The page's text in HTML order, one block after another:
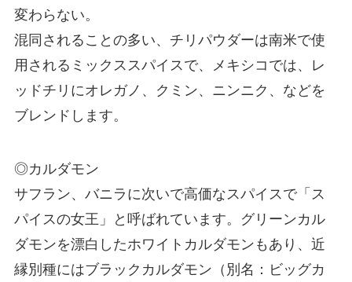
変わらない。
混同されることの多い、チリパウダーは南米で使
用されるミックススパイスで、メキシコでは、レ
ッドチリにオレガノ、クミン、ニンニク、などを
ブレンドします。
◎カルダモン
サフラン、バニラに次いで高価なスパイスで「ス
パイスの女王」と呼ばれています。グリーンカル
ダモンを漂白したホワイトカルダモンもあり、近
縁別種にはブラックカルダモン（別名：ビッグカ